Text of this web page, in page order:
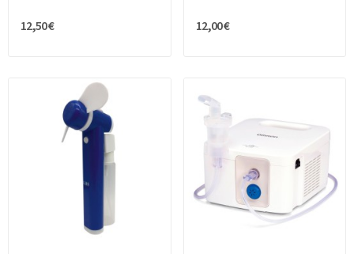
12,50 € 12,00 €